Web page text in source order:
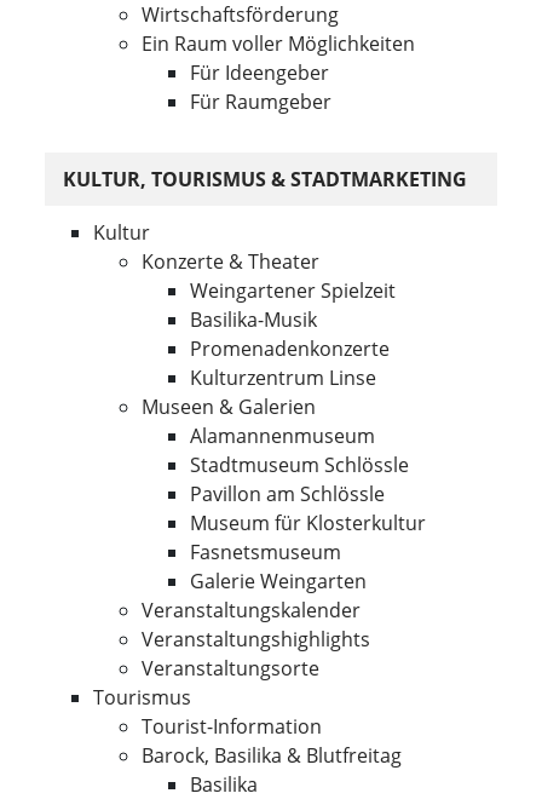
Wirtschaftsförderung
Ein Raum voller Möglichkeiten
Für Ideengeber
Für Raumgeber
KULTUR, TOURISMUS & STADTMARKETING
Kultur
Konzerte & Theater
Weingartener Spielzeit
Basilika-Musik
Promenadenkonzerte
Kulturzentrum Linse
Museen & Galerien
Alamannenmuseum
Stadtmuseum Schlössle
Pavillon am Schlössle
Museum für Klosterkultur
Fasnetsmuseum
Galerie Weingarten
Veranstaltungskalender
Veranstaltungshighlights
Veranstaltungsorte
Tourismus
Tourist-Information
Barock, Basilika & Blutfreitag
Basilika